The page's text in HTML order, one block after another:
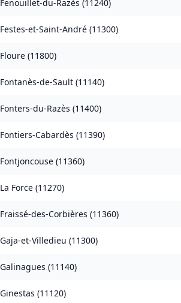
Fenouillet-du-Razès (11240)
Festes-et-Saint-André (11300)
Floure (11800)
Fontanès-de-Sault (11140)
Fonters-du-Razès (11400)
Fontiers-Cabardès (11390)
Fontjoncouse (11360)
La Force (11270)
Fraissé-des-Corbières (11360)
Gaja-et-Villedieu (11300)
Galinagues (11140)
Ginestas (11120)